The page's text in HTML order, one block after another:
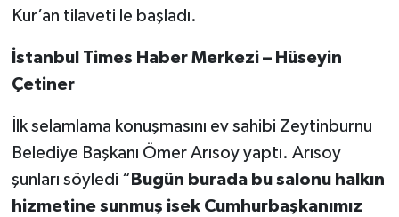
Kur’an tilaveti le başladı.
İstanbul Times Haber Merkezi – Hüseyin
Çetiner
İlk selamlama konuşmasını ev sahibi Zeytinburnu
Belediye Başkanı Ömer Arısoy yaptı. Arısoy
şunları söyledi “ Bugün burada bu salonu halkın
hizmetine sunmuş isek Cumhurbaşkanımız